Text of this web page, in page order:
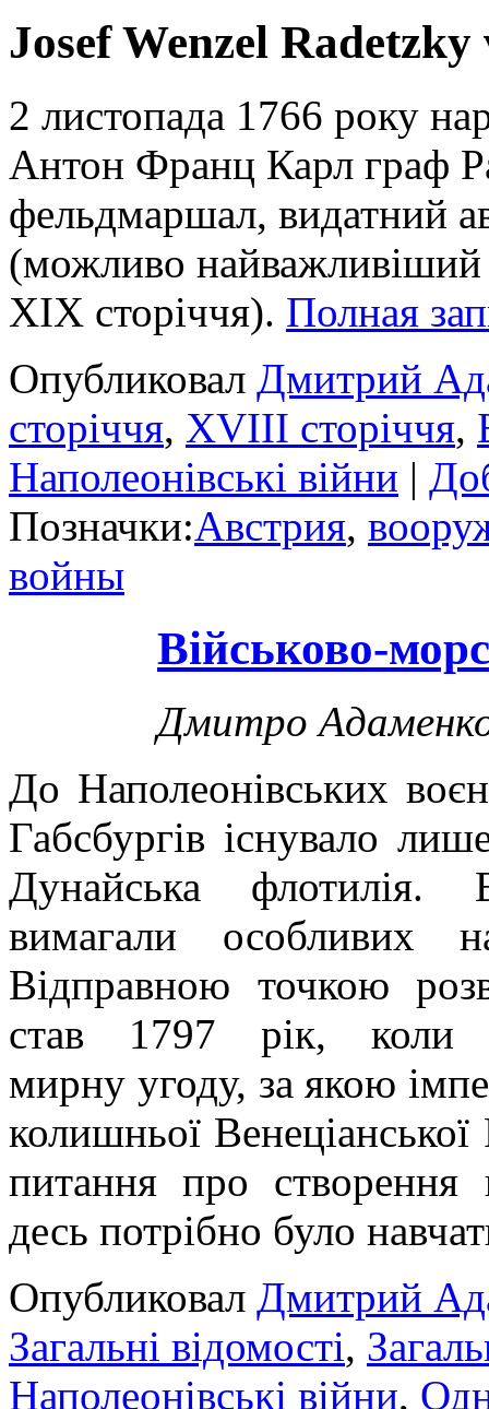
Josef Wenzel Radetzky
2 листопада 1766 року
Антон Франц Карл граф
фельдмаршал, видатний
(можливо найважливіший
XIX сторіччя). Полная
Опубликовал Дмитрий
сторіччя, XVIII сторіччя,
Наполеонівські війни |
Позначки:Австрия,
войны
Військово-
Дмитро
До Наполеонівських
Габсбургів існувало
Дунайська флотилія.
вимагали особливих
Відправною точкою
став 1797 рік, коли
мирну угоду, за якою
колишньої
питання про створення
десь потрібно було
Опубликовал Дмитрий
Загальні відомості,
Наполеонівські війни,